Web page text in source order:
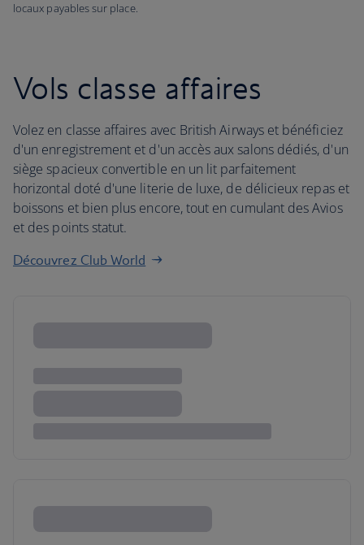
locaux payables sur place.
Vols classe affaires
Volez en classe affaires avec British Airways et bénéficiez
d'un enregistrement et d'un accès aux salons dédiés, d'un
siège spacieux convertible en un lit parfaitement
horizontal doté d'une literie de luxe, de délicieux repas et
boissons et bien plus encore, tout en cumulant des Avios
et des points statut.
Découvrez Club World